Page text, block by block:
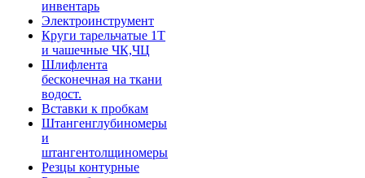
инвентарь
Электроинструмент
Круги тарельчатые 1Т
и чашечные ЧК,ЧЦ
Шлифлента
бесконечная на ткани
водост.
Вставки к пробкам
Штангенглубиномеры
и
штангентолщиномеры
Резцы контурные